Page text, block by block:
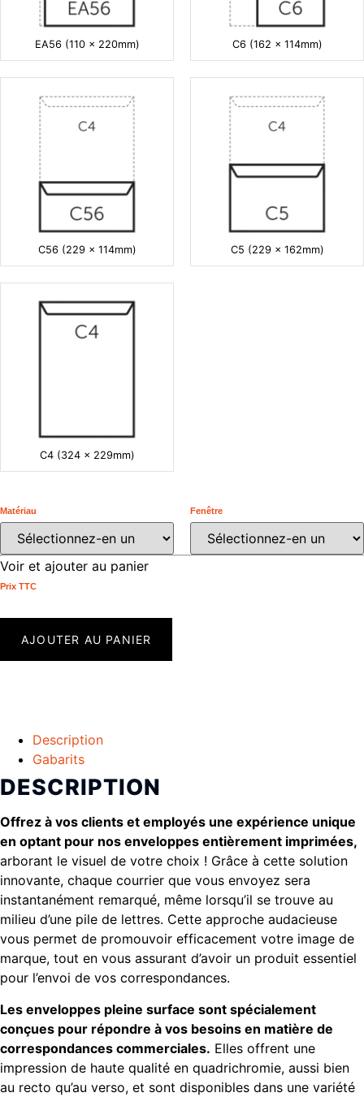
EA56 (110 x 220mm) C6 (162 x 114mm)
C56 (229 x 114mm) C5 (229 x 162mm)
C4 (324 x 229mm)
Matériau Fenêtre
Voir et ajouter au panier
Prix ​​TTC
AJOUTER AU PANIER
Description
Gabarits
DESCRIPTION
Offrez à vos clients et employés une expérience unique
en optant pour nos enveloppes entièrement imprimées,
arborant le visuel de votre choix ! Grâce à cette solution
innovante, chaque courrier que vous envoyez sera
instantanément remarqué, même lorsqu’il se trouve au
milieu d’une pile de lettres. Cette approche audacieuse
vous permet de promouvoir efficacement votre image de
marque, tout en vous assurant d’avoir un produit essentiel
pour l’envoi de vos correspondances.
Les enveloppes pleine surface sont spécialement
conçues pour répondre à vos besoins en matière de
correspondances commerciales. Elles offrent une
impression de haute qualité en quadrichromie, aussi bien
au recto qu’au verso, et sont disponibles dans une variété